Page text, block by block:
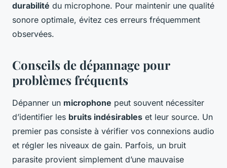
durabilité du microphone. Pour maintenir une qualité
sonore optimale, évitez ces erreurs fréquemment
observées.
Conseils de dépannage pour
problèmes fréquents
Dépanner un microphone peut souvent nécessiter
d’identifier les bruits indésirables et leur source. Un
premier pas consiste à vérifier vos connexions audio
et régler les niveaux de gain. Parfois, un bruit
parasite provient simplement d’une mauvaise